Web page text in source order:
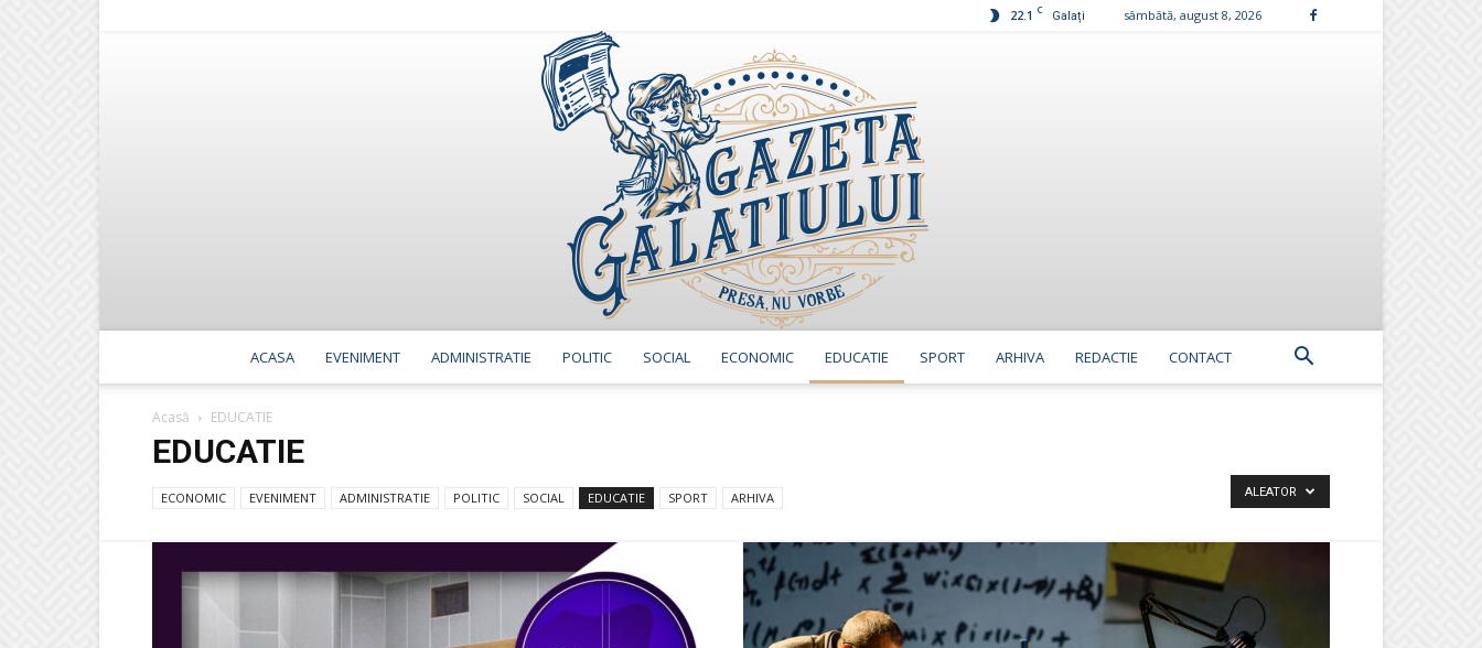
22.1 C Galați sâmbătă, august 8, 2026
ACASA EVENIMENT ADMINISTRATIE POLITIC SOCIAL ECONOMIC EDUCATIE SPORT ARHIVA REDACTIE CONTACT
Acasă EDUCATIE
EDUCATIE
ECONOMIC EVENIMENT ADMINISTRATIE POLITIC SOCIAL EDUCATIE SPORT ARHIVA ALEATOR